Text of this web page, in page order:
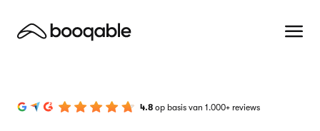
4.8 op basis van 1.000+ reviews